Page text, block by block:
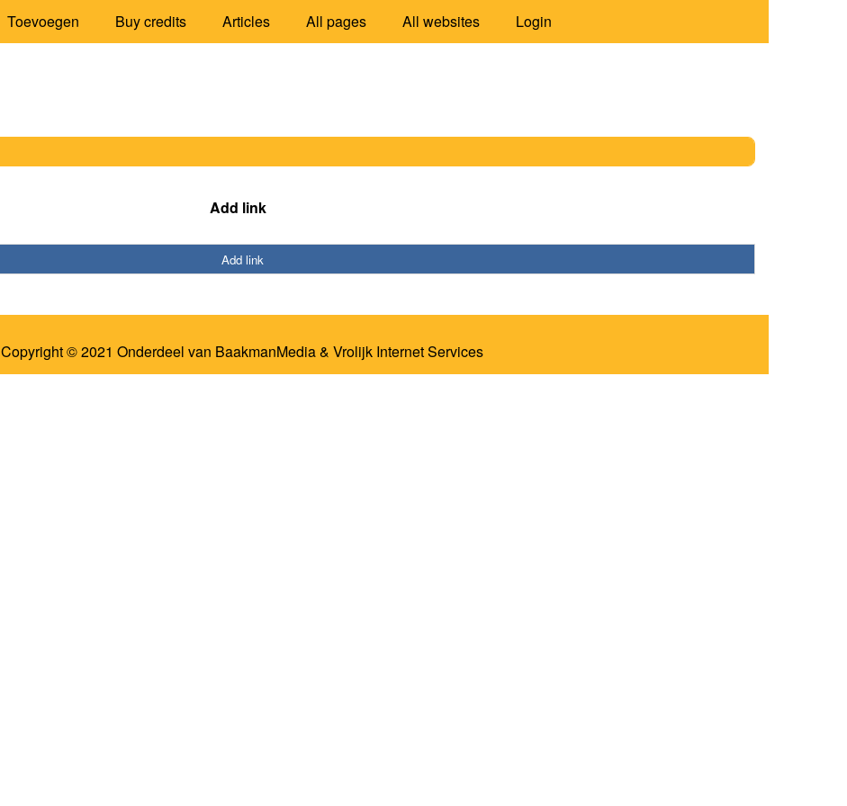
Toevoegen Buy credits Articles All pages All websites Login
Add link
Add link
Copyright © 2021 Onderdeel van BaakmanMedia& Vrolijk Internet Services